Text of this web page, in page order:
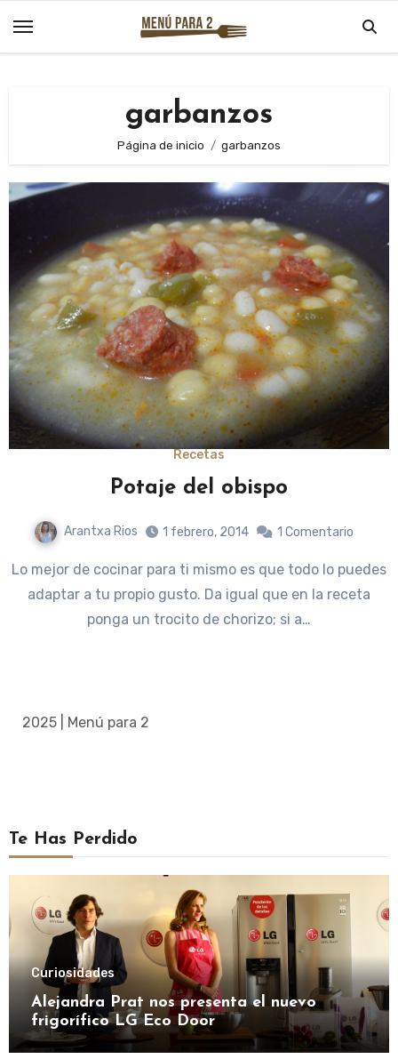
garbanzos
Página de inicio garbanzos
Recetas
Potaje del obispo
Arantxa Rios 1 febrero, 2014 1 Comentario
Lo mejor de cocinar para ti mismo es que todo lo puedes
adaptar a tu propio gusto. Da igual que en la receta
ponga un trocito de chorizo; si a…
2025 | Menú para 2
Te Has Perdido
Curiosidades
Alejandra Prat nos presenta el nuevo
frigorífico LG Eco Door